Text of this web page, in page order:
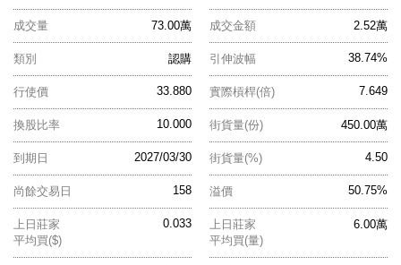
73.00萬
成交量 2.52萬
成交金額
認購
類別 38.74%
引伸波幅
33.880
行使價 7.649
實際槓桿(倍)
10.000
換股比率 450.00萬
街貨量(份)
2027/03/30
到期日 4.50
街貨量(%)
158
尚餘交易日 50.75%
溢價
0.033
上日莊家
平均買($)
6.00萬
上日莊家
平均買(量)